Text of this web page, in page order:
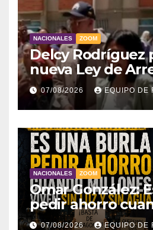
NACIONALES ZOOM
Delcy Rodríguez
nueva Ley de
para atender a
damnificadas
07/08/2026 EQUIPO DE
NACIONALES ZOOM
Omar González:
pedir ahorro
viven sin luz y sin
07/08/2026 EQUIPO DE